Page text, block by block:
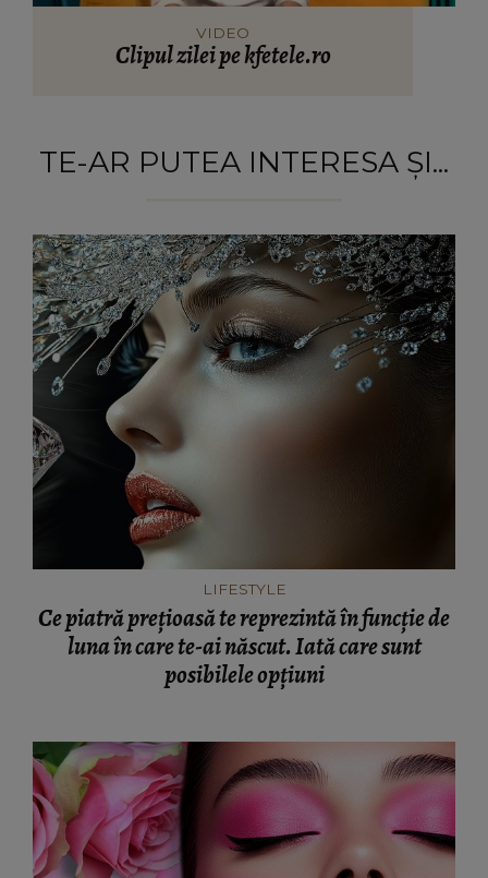
VIDEO
Clipul zilei pe kfetele.ro
TE-AR PUTEA INTERESA ȘI...
LIFESTYLE
Ce piatră prețioasă te reprezintă în funcție de
luna în care te-ai născut. Iată care sunt
posibilele opțiuni